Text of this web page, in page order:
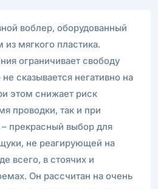
воблер, оборудованный
мягкого пластика.
ограничивает свободу
сказывается негативно на
этом снижает риск
проводки, так и при
прекрасный выбор для
не реагирующей на
всего, в стоячих и
Он рассчитан на очень